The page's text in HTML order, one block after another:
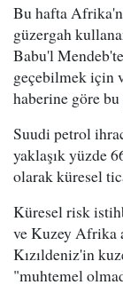
Bu hafta
güzergah
Babu'l
geçebilmek için
haberine göre
Suudi petrol
yaklaşık yüzde
olarak küresel
Küresel risk
ve Kuzey Afrika
Kızıldeniz'in
"muhtemel